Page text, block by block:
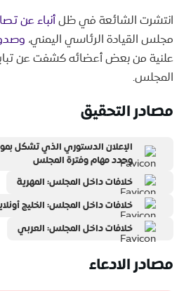
انتشرت الشائعة في ظلأنباء عن
مجلس القيادة الرئاسي اليمني،
علنية من بعض أعضائه كشفت عن
المجلس.
مصادر التحقيق
الإعلان الدستوري الذي تشكل
وحدد مهام وفترة المجلس
خلافات داخل المجلس: المهرية
خلافات داخل المجلس: الخليج
خلافات داخل المجلس: العربي
مصادر الادعاء